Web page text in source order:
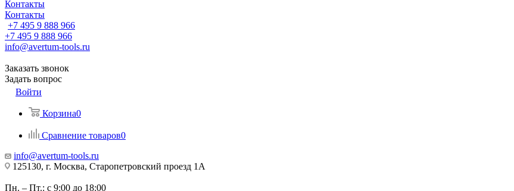
Контакты
Контакты
+7 495 9 888 966
+7 495 9 888 966
info@avertum-tools.ru
Заказать звонок
Задать вопрос
Войти
Корзина0
Сравнение товаров0
info@avertum-tools.ru
125130, г. Москва, Старопетровский проезд 1А
Пн. – Пт.: с 9:00 до 18:00